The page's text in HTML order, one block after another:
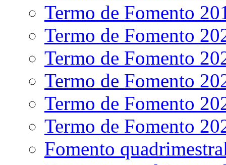
Termo de Fomento
Termo de Fomento
Termo de Fomento
Termo de Fomento
Termo de Fomento
Termo de Fomento
Fomento